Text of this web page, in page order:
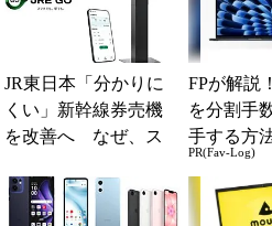
JR東日本「分かりに
くい」新幹線券売機
を改善へ なぜ、ス
の最短1分購入」を実
現？
FPが解説
を分割手
手する方
PR(Fav-Log)